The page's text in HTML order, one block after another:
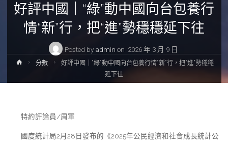
好評中國｜“綠”動中國向台包養行
情“新”行，把“進”勢穩穩延下往
Posted by admin on 2026 年 3 月 9 日
Home分數
好評中國｜“綠”動中國向台包養行情“新”行，把“進”勢穩穩
延下往
特約評論員/周軍
國度統計局2月28日發布的《2025年公民經濟和社會成長統計公